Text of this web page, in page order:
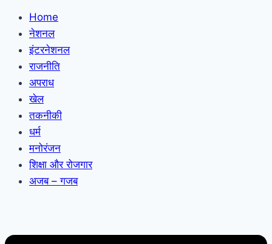
Home
नेशनल
इंटरनेशनल
राजनीति
अपराध
खेल
तकनीकी
धर्म
मनोरंजन
शिक्षा और रोजगार
अजब – गजब